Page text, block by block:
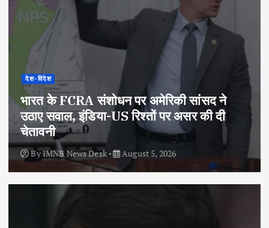
देश-विदेश
भारत के FCRA संशोधन पर अमेरिकी सांसद ने
उठाए सवाल, इंडिया-US रिश्तों पर असर की दी
चेतावनी
ByIMNB News Desk August 5, 2026